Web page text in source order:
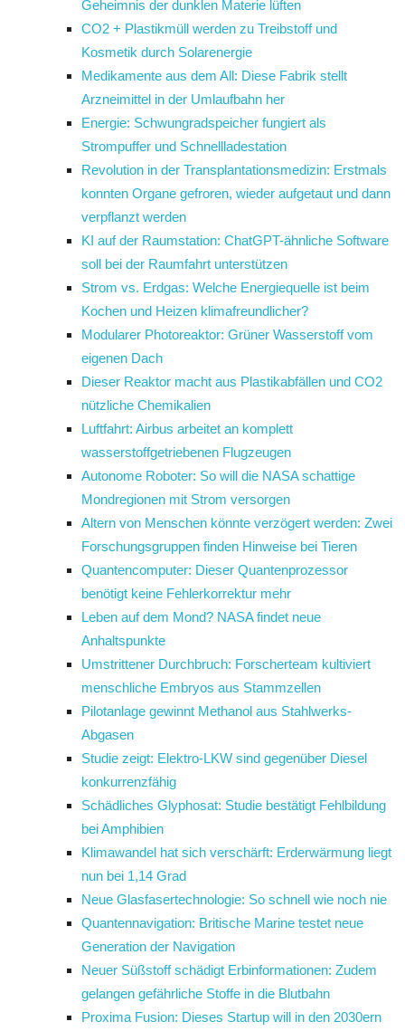
Geheimnis der dunklen Materie lüften
CO2 + Plastikmüll werden zu Treibstoff und
Kosmetik durch Solarenergie
Medikamente aus dem All: Diese Fabrik stellt
Arzneimittel in der Umlaufbahn her
Energie: Schwungradspeicher fungiert als
Strompuffer und Schnellladestation
Revolution in der Transplantationsmedizin: Erstmals
konnten Organe gefroren, wieder aufgetaut und dann
verpflanzt werden
KI auf der Raumstation: ChatGPT-ähnliche Software
soll bei der Raumfahrt unterstützen
Strom vs. Erdgas: Welche Energiequelle ist beim
Kochen und Heizen klimafreundlicher?
Modularer Photoreaktor: Grüner Wasserstoff vom
eigenen Dach
Dieser Reaktor macht aus Plastikabfällen und CO2
nützliche Chemikalien
Luftfahrt: Airbus arbeitet an komplett
wasserstoffgetriebenen Flugzeugen
Autonome Roboter: So will die NASA schattige
Mondregionen mit Strom versorgen
Altern von Menschen könnte verzögert werden: Zwei
Forschungsgruppen finden Hinweise bei Tieren
Quantencomputer: Dieser Quantenprozessor
benötigt keine Fehlerkorrektur mehr
Leben auf dem Mond? NASA findet neue
Anhaltspunkte
Umstrittener Durchbruch: Forscherteam kultiviert
menschliche Embryos aus Stammzellen
Pilotanlage gewinnt Methanol aus Stahlwerks-
Abgasen
Studie zeigt: Elektro-LKW sind gegenüber Diesel
konkurrenzfähig
Schädliches Glyphosat: Studie bestätigt Fehlbildung
bei Amphibien
Klimawandel hat sich verschärft: Erderwärmung liegt
nun bei 1,14 Grad
Neue Glasfasertechnologie: So schnell wie noch nie
Quantennavigation: Britische Marine testet neue
Generation der Navigation
Neuer Süßstoff schädigt Erbinformationen: Zudem
gelangen gefährliche Stoffe in die Blutbahn
Proxima Fusion: Dieses Startup will in den 2030ern